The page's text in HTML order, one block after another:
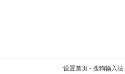
设置首页 - 搜狗输入法